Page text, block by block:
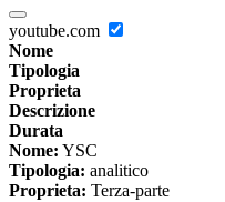
youtube.com
Nome
Tipologia
Proprieta
Descrizione
Durata
Nome: YSC
Tipologia: analitico
Proprieta: Terza-parte